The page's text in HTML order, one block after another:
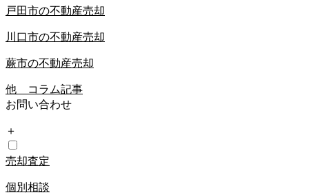
戸田市の不動産売却
川口市の不動産売却
蕨市の不動産売却
他 コラム記事
お問い合わせ
＋
売却査定
個別相談